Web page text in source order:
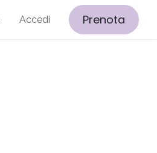
Accedi Prenota